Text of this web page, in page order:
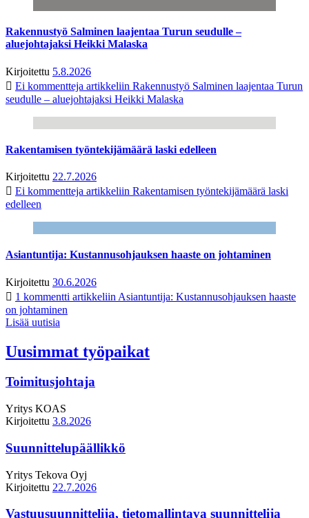
Rakennustyö Salminen laajentaa Turun seudulle –
aluejohtajaksi Heikki Malaska
Kirjoitettu 5.8.2026
Ei kommentteja artikkeliin Rakennustyö Salminen laajentaa Turun
seudulle – aluejohtajaksi Heikki Malaska
Rakentamisen työntekijämäärä laski edelleen
Kirjoitettu 22.7.2026
Ei kommentteja artikkeliin Rakentamisen työntekijämäärä laski
edelleen
Asiantuntija: Kustannusohjauksen haaste on johtaminen
Kirjoitettu 30.6.2026
1 kommentti artikkeliin Asiantuntija: Kustannusohjauksen haaste
on johtaminen
Lisää uutisia
Uusimmat työpaikat
Toimitusjohtaja
Yritys KOAS
Kirjoitettu 3.8.2026
Suunnittelupäällikkö
Yritys Tekova Oyj
Kirjoitettu 22.7.2026
Vastuusuunnittelija, tietomallintava suunnittelija